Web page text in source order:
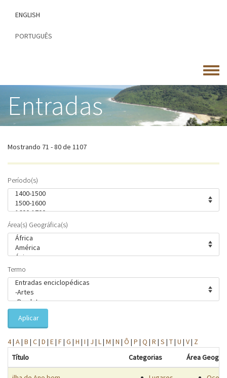
conteúdo
ENGLISH
PORTUGUÊS
Toggle
menu
Entradas
Mostrando 71 - 80 de 1107
Período(s)
Área(s) Geográfica(s)
Termo
Aplicar
4| A| B | C| D | E| F| G | H | I | J | L| M | N | Ô | P | Q | R | S | T| U | V| Z
Título
Categorias Área